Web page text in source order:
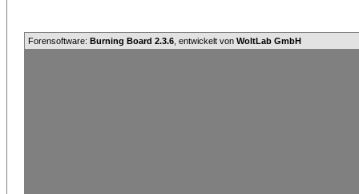
Forensoftware: Burning Board 2.3.6 , entwickelt von WoltLab GmbH